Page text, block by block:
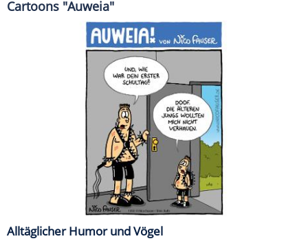
Cartoons "Auweia"
Alltäglicher Humor und Vögel